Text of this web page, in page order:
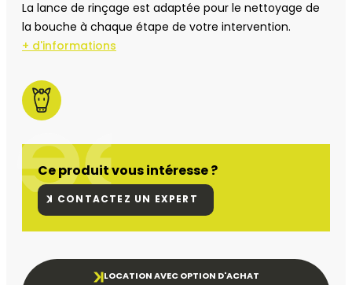
La lance de rinçage est adaptée pour le nettoyage de
la bouche à chaque étape de votre intervention.
+ d'informations
Ce produit vous intéresse ?
CONTACTEZ UN EXPERT
LOCATION AVEC OPTION D'ACHAT